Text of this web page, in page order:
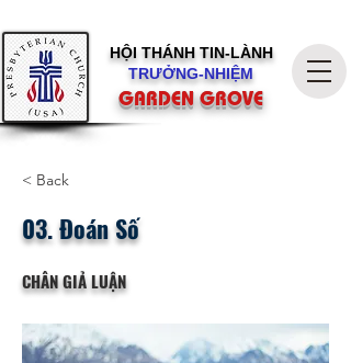
HỘI THÁNH TIN-LÀNH
TRƯỞNG-NHIỆM
GARDEN GROVE
< Back
03. Đoán Số
CHÂN GIẢ LUẬN